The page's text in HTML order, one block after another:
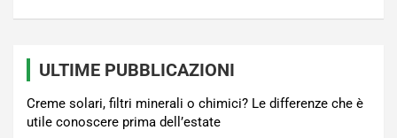
ULTIME PUBBLICAZIONI
Creme solari, filtri minerali o chimici? Le differenze che è
utile conoscere prima dell’estate